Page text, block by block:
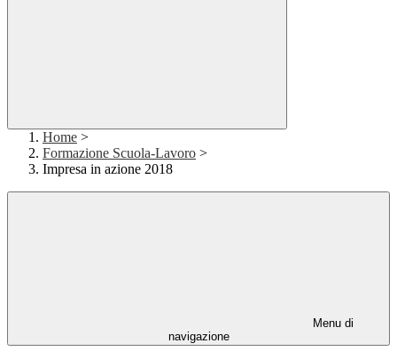
Home >
Formazione Scuola-Lavoro >
Impresa in azione 2018
Menu di
navigazione